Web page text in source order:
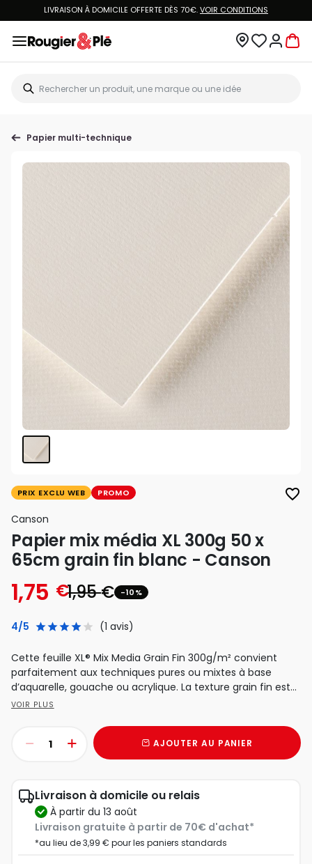
LIVRAISON À DOMICILE OFFERTE DÈS 70€.VOIR CONDITIONS
Papier multi-technique
PRIX EXCLU WEB PROMO favorite_border
Canson
Papier mix média XL 300g 50 x
65cm grain fin blanc - Canson
1,95€ -10%
1,75 €
4/5 (1 avis)
Cette feuille XL® Mix Media Grain Fin 300g/m² convient
parfaitement aux techniques pures ou mixtes à base
d’aquarelle, gouache ou acrylique. La texture grain fin est...
VOIR PLUS
AJOUTER AU PANIER
Livraison à domicile ou relais
à partir du 13 août
Livraison gratuite à partir de 70€ d'achat*
*au lieu de 3,99 € pour les paniers standards